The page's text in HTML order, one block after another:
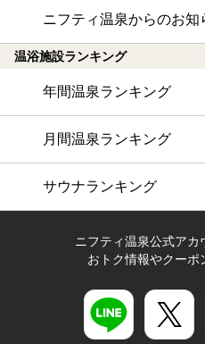
ニフティ温泉からのお知
温浴施設ランキング
年間温泉ランキング
月間温泉ランキング
サウナランキング
ニフティ温泉公式アカ
おトク情報やクーポ